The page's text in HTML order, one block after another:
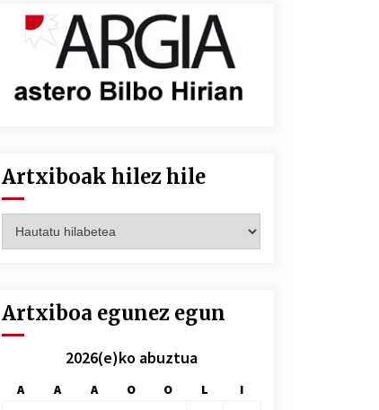
Artxiboak hilez hile
hilez
Artxiboa egunez egun
2026(e)ko abuztua
A A A O O L
I